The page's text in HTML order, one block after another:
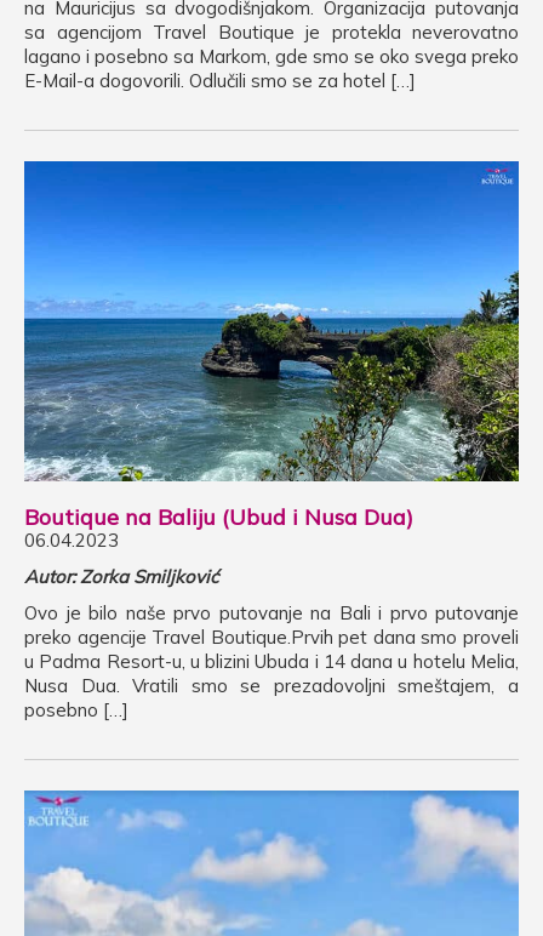
na Mauricijus sa dvogodišnjakom. Organizacija putovanja
sa agencijom Travel Boutique je protekla neverovatno
lagano i posebno sa Markom, gde smo se oko svega preko
E-Mail-a dogovorili. Odlučili smo se za hotel […]
Boutique na Baliju (Ubud i Nusa Dua)
06.04.2023
Autor: Zorka Smiljković
Ovo je bilo naše prvo putovanje na Bali i prvo putovanje
preko agencije Travel Boutique.Prvih pet dana smo proveli
u Padma Resort-u, u blizini Ubuda i 14 dana u hotelu Melia,
Nusa Dua. Vratili smo se prezadovoljni smeštajem, a
posebno […]